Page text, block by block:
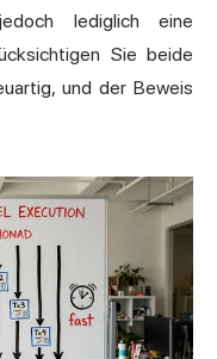
lediglich eine
Sie beide
und der Beweis